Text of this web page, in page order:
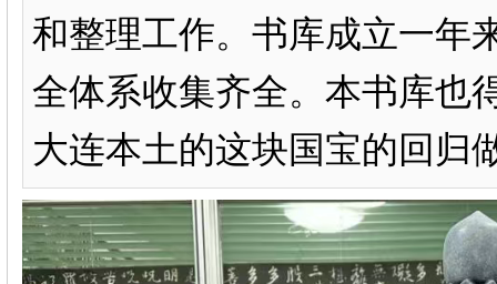
和整理工作。书库成立一年
全体系收集齐全。本书库也
大连本土的这块国宝的回归